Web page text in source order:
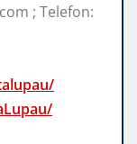
; Telefon: